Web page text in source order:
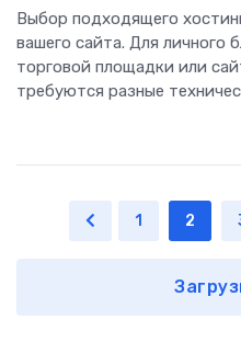
Выбор подходящего
вашего сайта. Для личного
торговой площадки или
требуются разные
1 2